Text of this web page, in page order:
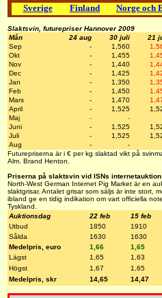
Sverige Finland Norge och
Slaktsvin, futurepriser Hannover 2009
Mån
24 aug 30 juli
21
Sep
- 1,560
Okt
- 1,455
Nov
- 1,440
Dec
- 1,425
Jan
- 1,350
Feb
- 1,450
Mars
- 1,470
April
- 1,525
Maj
-
-
Juni
- 1,525
Juli
- 1,525
Aug
-
-
Futurepriserna är i € per kg slaktad vikt på
Alm. Brand Henton.
Priserna på slaktsvin vid ISNs internetauktion
North-West German Internet Pig Market är en
slaktgrisar. Antalet grisar som säljs är inte stort,
ibland ge en tidig indikation om vart officiella
Tyskland.
Auktionsdag
22 feb
15 feb
Utbud
1850
1910
Sålda
1630
1630
Medelpris, euro
1,66
1,65
Lägst
1,65
1,63
Högst
1,67
1,65
Medelpris, skr
14,65 14,47